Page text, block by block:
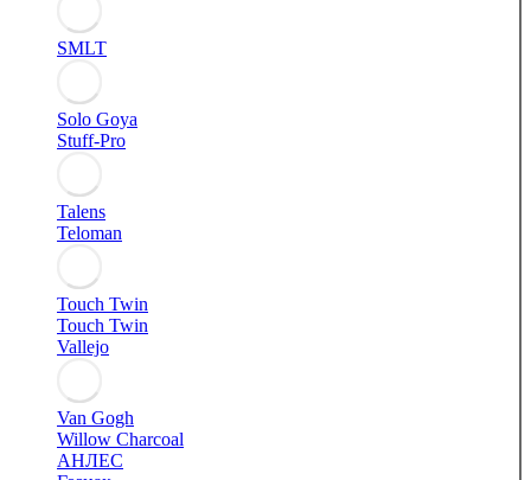
SMLT
Solo Goya
Stuff-Pro
Talens
Teloman
Touch Twin
Touch Twin
Vallejo
Van Gogh
Willow Charcoal
АНЛЕС